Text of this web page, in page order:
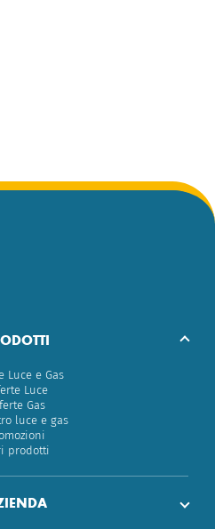
Luce e Gas
Luce
Gas
luce e gas
prodotti